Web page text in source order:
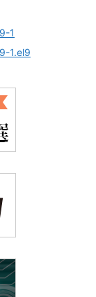
1
1.el9